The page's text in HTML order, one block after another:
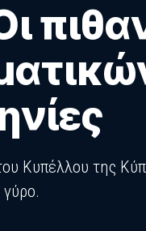
Κυπέλλου της